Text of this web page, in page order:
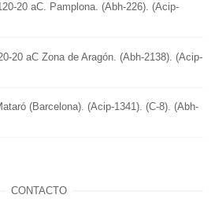
20 aC. Pamplona. (Abh-226). (Acip-
20 aC Zona de Aragón. (Abh-2138). (Acip-
(Barcelona). (Acip-1341). (C-8). (Abh-
CONTACTO